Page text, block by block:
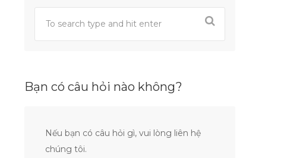
Bạn có câu hỏi nào không?
Nếu bạn có câu hỏi gì, vui lòng liên hệ
chúng tôi.